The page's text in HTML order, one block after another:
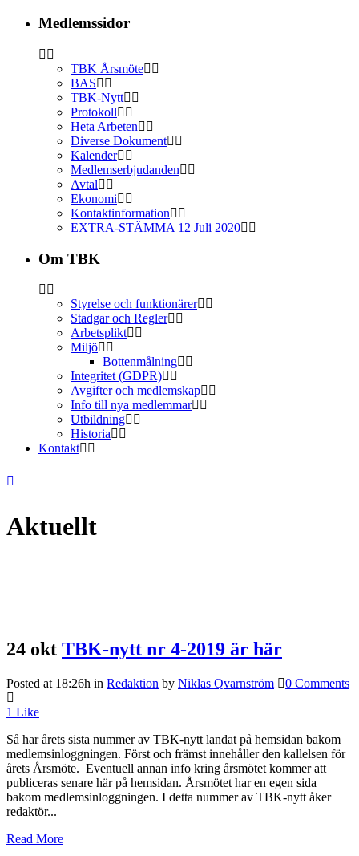
Medlemssidor
TBK Årsmöte
BAS
TBK-Nytt
Protokoll
Heta Arbeten
Diverse Dokument
Kalender
Medlemserbjudanden
Avtal
Ekonomi
Kontaktinformation
EXTRA-STÄMMA 12 Juli 2020
Om TBK
Styrelse och funktionärer
Stadgar och Regler
Arbetsplikt
Miljö
Bottenmålning
Integritet (GDPR)
Avgifter och medlemskap
Info till nya medlemmar
Utbildning
Historia
Kontakt
Aktuellt
24 okt TBK-nytt nr 4-2019 är här
Posted at 18:26h in Redaktion by Niklas Qvarnström 0 Comments
1 Like
Så har årets sista nummer av TBK-nytt landat på hemsidan bakom
medlemsinloggningen. Först och främst innehåller den kallelsen för
årets Årsmöte. Eventuell annan info kring årsmötet kommer att
publiceras senare här på hemsidan. Årsmötet har en egen sida
bakom medlemsinloggningen. I detta nummer av TBK-nytt åker
redaktör...
Read More